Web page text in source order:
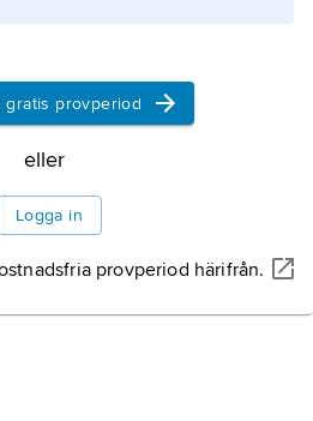
gratis provperiod
eller
Logga in
provperiod härifrån.